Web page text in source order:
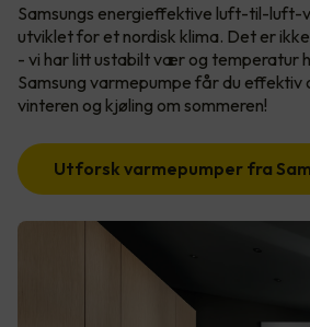
Samsungs energieffektive luft-til-luft-
utviklet for et nordisk klima. Det er
- vi har litt ustabilt vær og temperatur
Samsung varmepumpe får du effektiv
vinteren og kjøling om sommeren!
Utforsk varmepumper fra